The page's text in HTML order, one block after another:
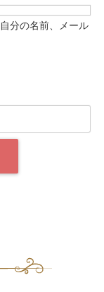
分の名前、メール